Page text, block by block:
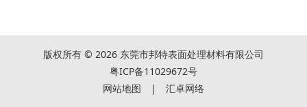
版权所有 © 2026 东莞市邦特表面处理材料有限公司
粤ICP备11029672号
网站地图
| 汇卓网络